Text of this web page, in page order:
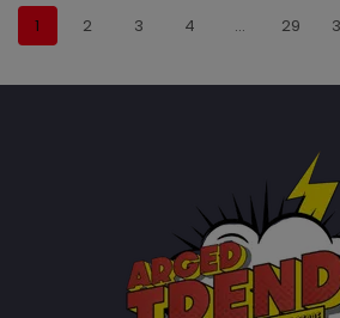
1 2 3 4 … 29